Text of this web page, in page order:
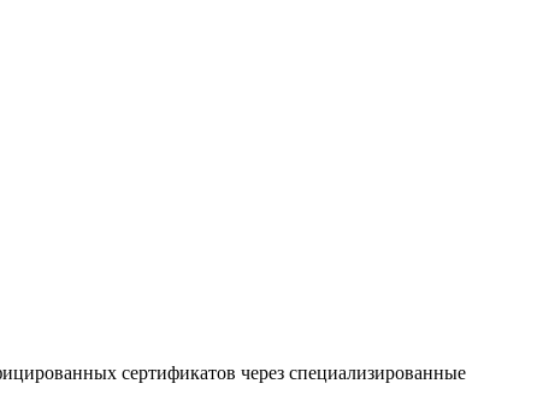
сертификатов через специализированные